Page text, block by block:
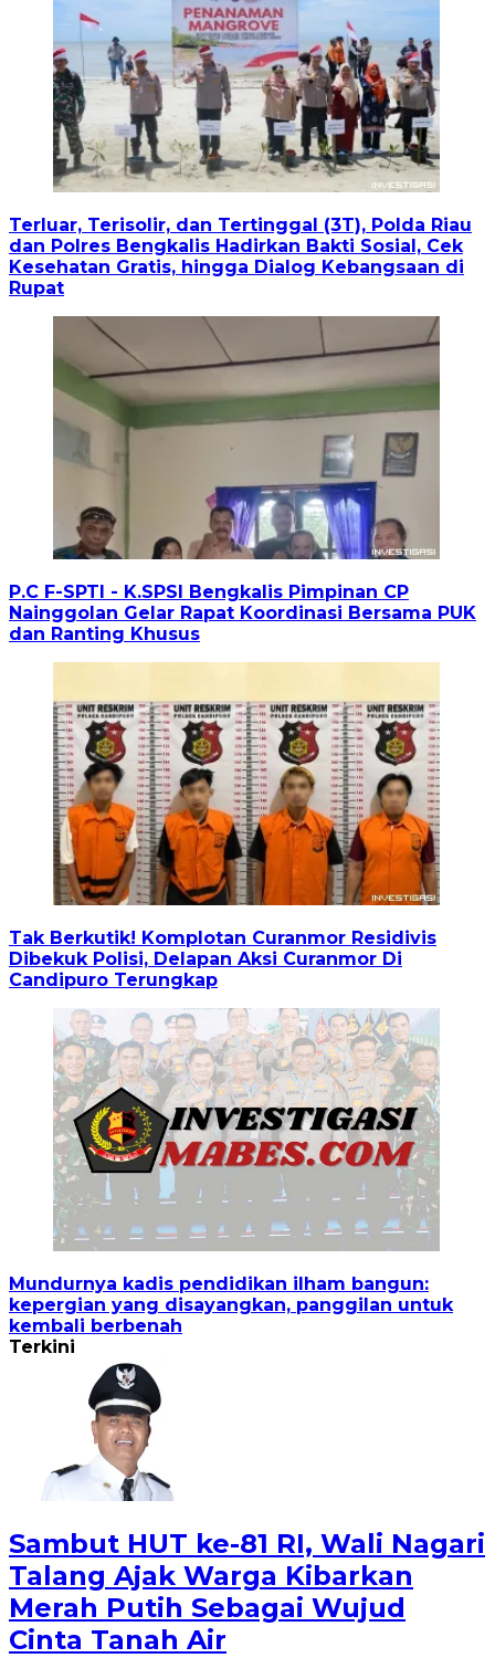
Terluar, Terisolir, dan Tertinggal (3T), Polda Riau
dan Polres Bengkalis Hadirkan Bakti Sosial, Cek
Kesehatan Gratis, hingga Dialog Kebangsaan di
Rupat
P.C F-SPTI - K.SPSI Bengkalis Pimpinan CP
Nainggolan Gelar Rapat Koordinasi Bersama PUK
dan Ranting Khusus
Tak Berkutik! Komplotan Curanmor Residivis
Dibekuk Polisi, Delapan Aksi Curanmor Di
Candipuro Terungkap
Mundurnya kadis pendidikan ilham bangun:
kepergian yang disayangkan, panggilan untuk
kembali berbenah
Terkini
Sambut HUT ke-81 RI, Wali Nagari
Talang Ajak Warga Kibarkan
Merah Putih Sebagai Wujud
Cinta Tanah Air